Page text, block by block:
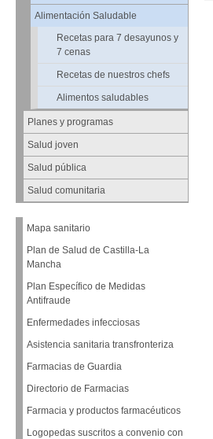
Alimentación Saludable
Recetas para 7 desayunos y
7 cenas
Recetas de nuestros chefs
Alimentos saludables
Planes y programas
Salud joven
Salud pública
Salud comunitaria
Mapa sanitario
Plan de Salud de Castilla-La
Mancha
Plan Específico de Medidas
Antifraude
Enfermedades infecciosas
Asistencia sanitaria transfronteriza
Farmacias de Guardia
Directorio de Farmacias
Farmacia y productos farmacéuticos
Logopedas suscritos a convenio con